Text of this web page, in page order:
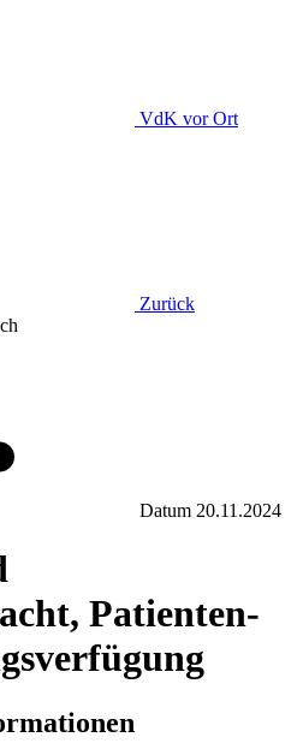
VdK vor Ort
Zurück
Datum 20.11.2024
Patienten-